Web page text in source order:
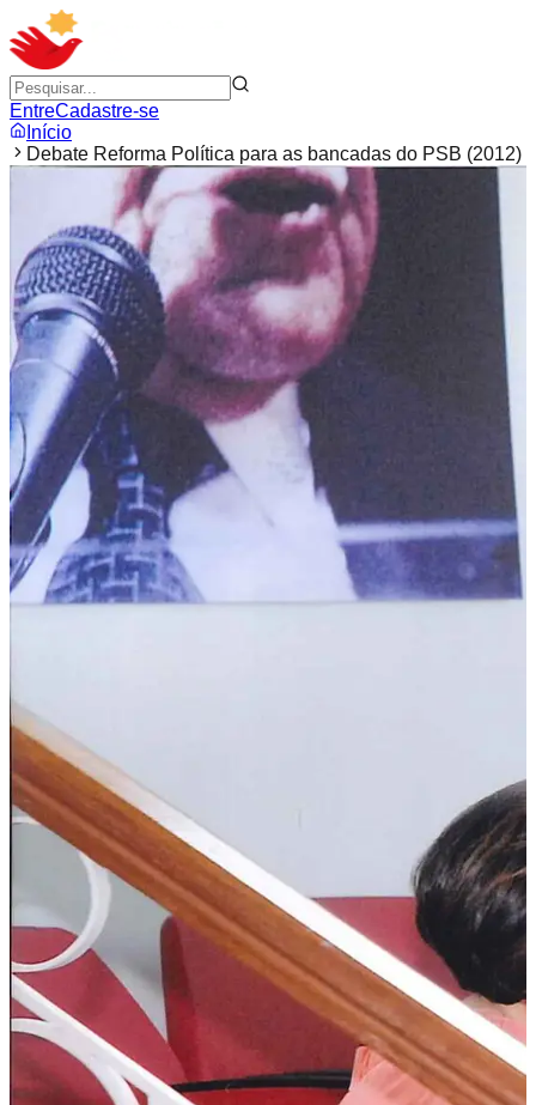
EntreCadastre-se
Início
Debate Reforma Política para as bancadas do PSB (2012)